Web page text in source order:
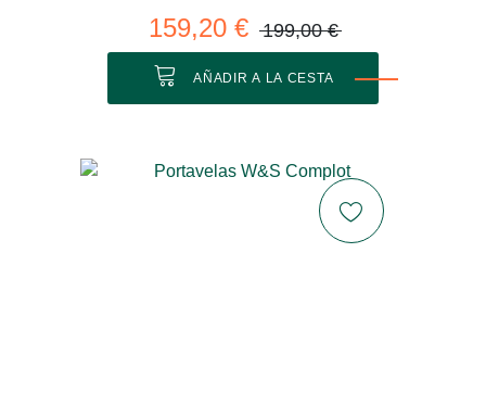
159,20 € 199,00 €
AÑADIR A LA CESTA